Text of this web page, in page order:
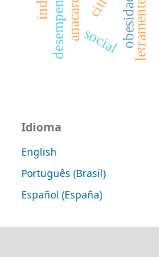
obesidade
social
Idioma
English
Português (Brasil)
Español (España)